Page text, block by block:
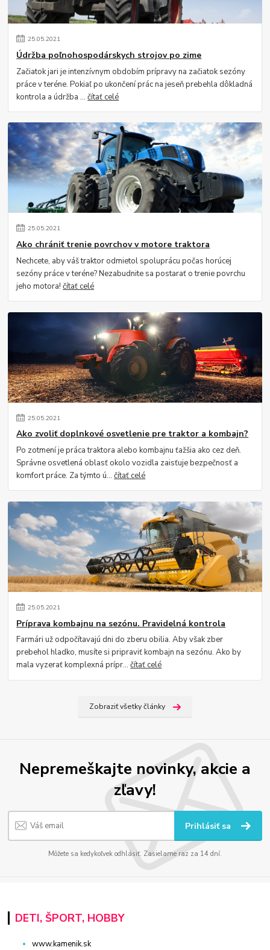
25.05.2021
Údržba poľnohospodárskych strojov po zime
Začiatok jari je intenzívnym obdobím prípravy na začiatok sezóny
práce v teréne. Pokiaľ po ukončení prác na jeseň prebehla dôkladná
kontrola a údržba ...čítať celé
25.05.2021
Ako chrániť trenie povrchov v motore traktora
Nechcete, aby váš traktor odmietol spoluprácu počas horúcej
sezóny práce v teréne? Nezabudnite sa postarať o trenie povrchu
jeho motora!čítať celé
25.05.2021
Ako zvoliť doplnkové osvetlenie pre traktor a kombajn?
Po zotmení je práca traktora alebo kombajnu ťažšia ako cez deň.
Správne osvetlená oblasť okolo vozidla zaisťuje bezpečnosť a
komfort práce. Za týmto ú...čítať celé
25.05.2021
Príprava kombajnu na sezónu. Pravidelná kontrola
Farmári už odpočítavajú dni do zberu obilia. Aby však zber
prebehol hladko, musíte si pripraviť kombajn na sezónu. Ako by
mala vyzerať komplexná prípr...čítať celé
Zobraziť všetky články
Nepremeškajte novinky, akcie a
zľavy!
Prihlásiť sa
Môžete sa kedykoľvek odhlásiť. Zasielame raz za 14 dní.
DETI, ŠPORT, HOBBY
www.kamenik.sk